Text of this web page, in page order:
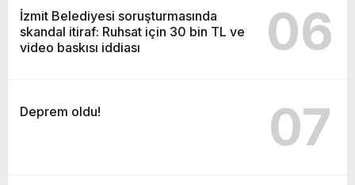
İzmit Belediyesi soruşturmasında
skandal itiraf: Ruhsat için 30 bin TL ve
video baskısı iddiası
06
Deprem oldu! 07